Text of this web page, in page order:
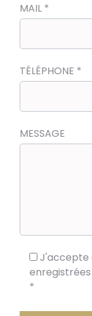
MAIL *
TÉLÉPHONE *
MESSAGE
J'accepte
*